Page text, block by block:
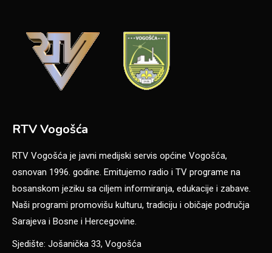
RTV Vogošća
RTV Vogošća je javni medijski servis općine Vogošća,
osnovan 1996. godine. Emitujemo radio i TV programe na
bosanskom jeziku sa ciljem informiranja, edukacije i zabave.
Naši programi promovišu kulturu, tradiciju i običaje područja
Sarajeva i Bosne i Hercegovine.
Sjedište: Jošanička 33, Vogošća